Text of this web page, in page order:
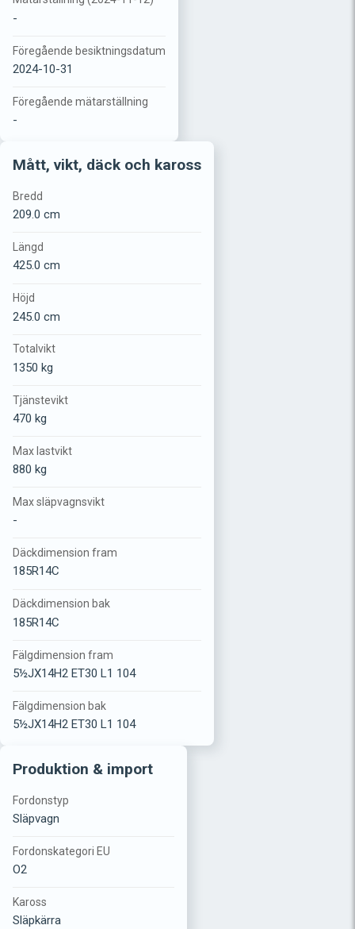
-
Föregående besiktningsdatum
2024-10-31
Föregående mätarställning
-
Mått, vikt, däck och kaross
Bredd
209.0 cm
Längd
425.0 cm
Höjd
245.0 cm
Totalvikt
1350 kg
Tjänstevikt
470 kg
Max lastvikt
880 kg
Max släpvagnsvikt
-
Däckdimension fram
185R14C
Däckdimension bak
185R14C
Fälgdimension fram
5½JX14H2 ET30 L1 104
Fälgdimension bak
5½JX14H2 ET30 L1 104
Produktion & import
Fordonstyp
Släpvagn
Fordonskategori EU
O2
Kaross
Släpkärra